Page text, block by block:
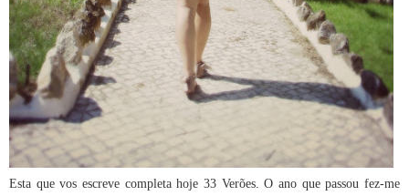
Esta que vos escreve completa hoje 33 Verões. O ano que passou fez-me